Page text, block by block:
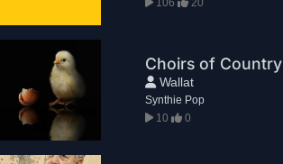
Choirs of Country
Wallat
Synthie Pop
10
0